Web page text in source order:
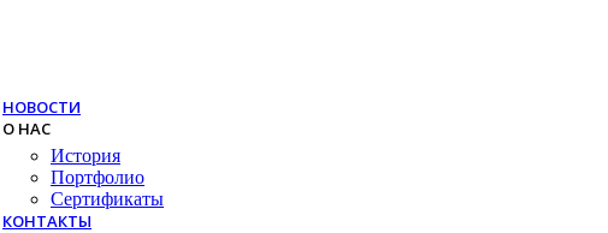
НОВОСТИ
О НАС
История
Портфолио
Сертификаты
КОНТАКТЫ